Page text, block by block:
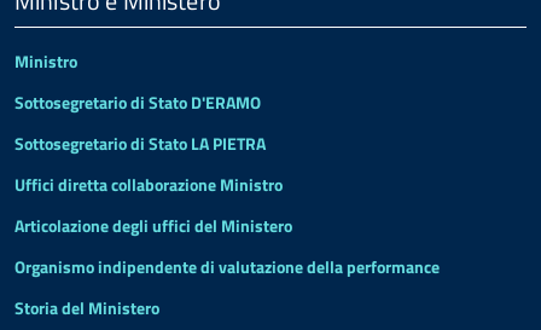
Ministro
Sottosegretario di Stato D'ERAMO
Sottosegretario di Stato LA PIETRA
Uffici diretta collaborazione Ministro
Articolazione degli uffici del Ministero
Organismo indipendente di valutazione della performance
Storia del Ministero